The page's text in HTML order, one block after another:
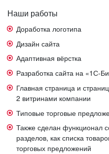
Наши работы
Доработка логотипа
Дизайн сайта
Адаптивная вёрстка
Разработка сайта на «1С-
Главная страница и
2 витринами компании
Типовые торговые
Также сделан функционал
разделов, как списка
торговых предложений